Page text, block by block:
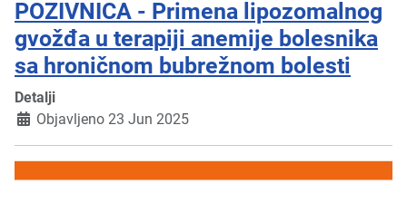
POZIVNICA - Primena lipozomalnog
gvožđa u terapiji anemije bolesnika
sa hroničnom bubrežnom bolesti
Detalji
Objavljeno 23 Jun 2025